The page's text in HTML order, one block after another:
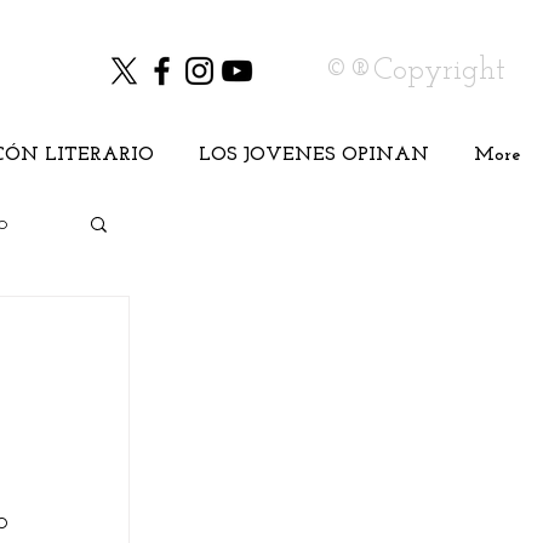
©®Copyright
LITERARIO LOS JOVENES OPINAN More